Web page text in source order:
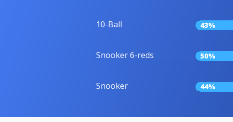
10-Ball 43%
Snooker 6-reds 50%
Snooker 44%